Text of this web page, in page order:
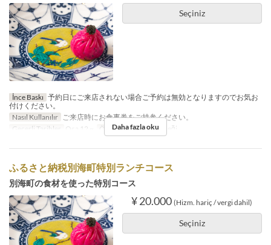
Seçiniz
İnce Baskı 予約日にご来店されない場合ご予約は無効となりますのでお気お
付けください。
Nasıl Kullanılır ご来店時にお食事券をご持参ください。
Geçerli Tarihler
Oca 12 ~ Öğünler Akşam Yemeği
Daha fazla oku
ふるさと納税別海町特別ランチコース
別海町の食材を使った特別コース
¥ 20.000 (Hizm. hariç / vergi dahil)
Seçiniz